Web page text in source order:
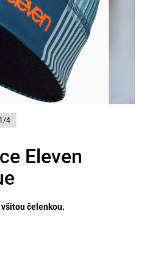
1/4
Eleven
všitou čelenkou.